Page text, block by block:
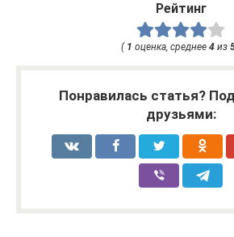
Рейтинг
( 1 оценка, среднее 4из
Понравилась статья?
друзьями: